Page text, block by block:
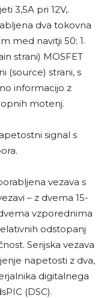
3,5A pri 12V,.
dva tokovna
med navitji 50: 1.
strani) MOSFET
(source) strani, s
informacijo z
motenj.
signal s
vezava s
– z dvema 15-
vzporednima
odstopanj
Serijska vezava
napetosti z dva,
digitalnega
(DSC).